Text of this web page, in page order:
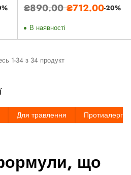
Звичайна
₴890.00₴712.00-20%
В наявності
1-34 з 34 продукт
Для травлення
що